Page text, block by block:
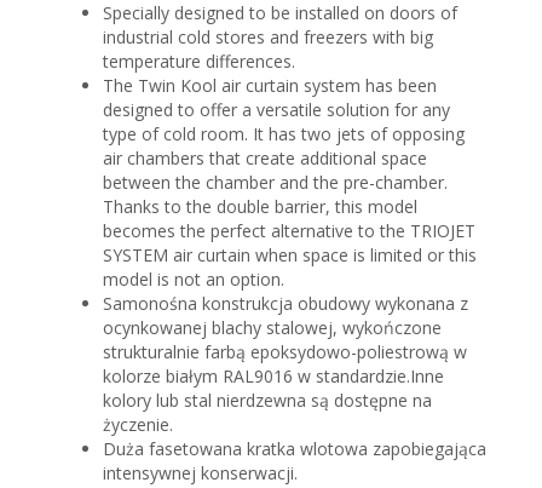
Specially designed to be installed on doors of
industrial cold stores and freezers with big
temperature differences.
The Twin Kool air curtain system has been
designed to offer a versatile solution for any
type of cold room. It has two jets of opposing
air chambers that create additional space
between the chamber and the pre-chamber.
Thanks to the double barrier, this model
becomes the perfect alternative to the TRIOJET
SYSTEM air curtain when space is limited or this
model is not an option.
Samonośna konstrukcja obudowy wykonana z
ocynkowanej blachy stalowej, wykończone
strukturalnie farbą epoksydowo-poliestrową w
kolorze białym RAL9016 w standardzie.Inne
kolory lub stal nierdzewna są dostępne na
życzenie.
Duża fasetowana kratka wlotowa zapobiegająca
intensywnej konserwacji.